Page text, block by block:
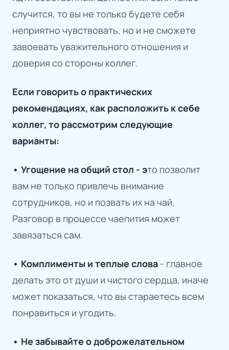
случится, то вы не только будете себя
неприятно чувствовать, но и не сможете
завоевать уважительного отношения и
доверия со стороны коллег.
Если говорить о практических
рекомендациях, как расположить к себе
коллег, то рассмотрим следующие
варианты:
• Угощение на общий стол - это позволит
вам не только привлечь внимание
сотрудников, но и позвать их на чай.
Разговор в процессе чаепития может
завязаться сам.
• Комплименты и теплые слова - главное
делать это от души и чистого сердца, иначе
может показаться, что вы стараетесь всем
понравиться и угодить.
• Не забывайте о доброжелательном